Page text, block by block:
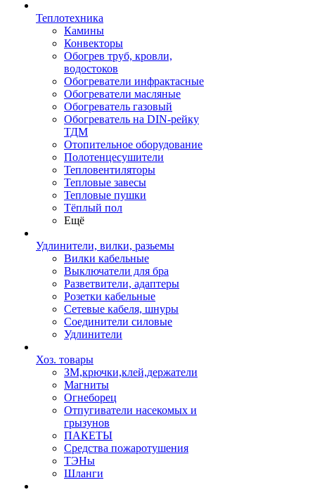
Теплотехника
Камины
Конвекторы
Обогрев труб, кровли,
водостоков
Обогреватели инфрактасные
Обогреватели масляные
Обогреватель газовый
Обогреватель на DIN-рейку
ТДМ
Отопительное оборудование
Полотенцесушители
Тепловентиляторы
Тепловые завесы
Тепловые пушки
Тёплый пол
Ещё
Удлинители, вилки, разьемы
Вилки кабельные
Выключатели для бра
Разветвители, адаптеры
Розетки кабельные
Сетевые кабеля, шнуры
Соединители силовые
Удлинители
Хоз. товары
ЗМ,крючки,клей,держатели
Магниты
Огнеборец
Отпугиватели насекомых и
грызунов
ПАКЕТЫ
Средства пожаротушения
ТЭНы
Шланги